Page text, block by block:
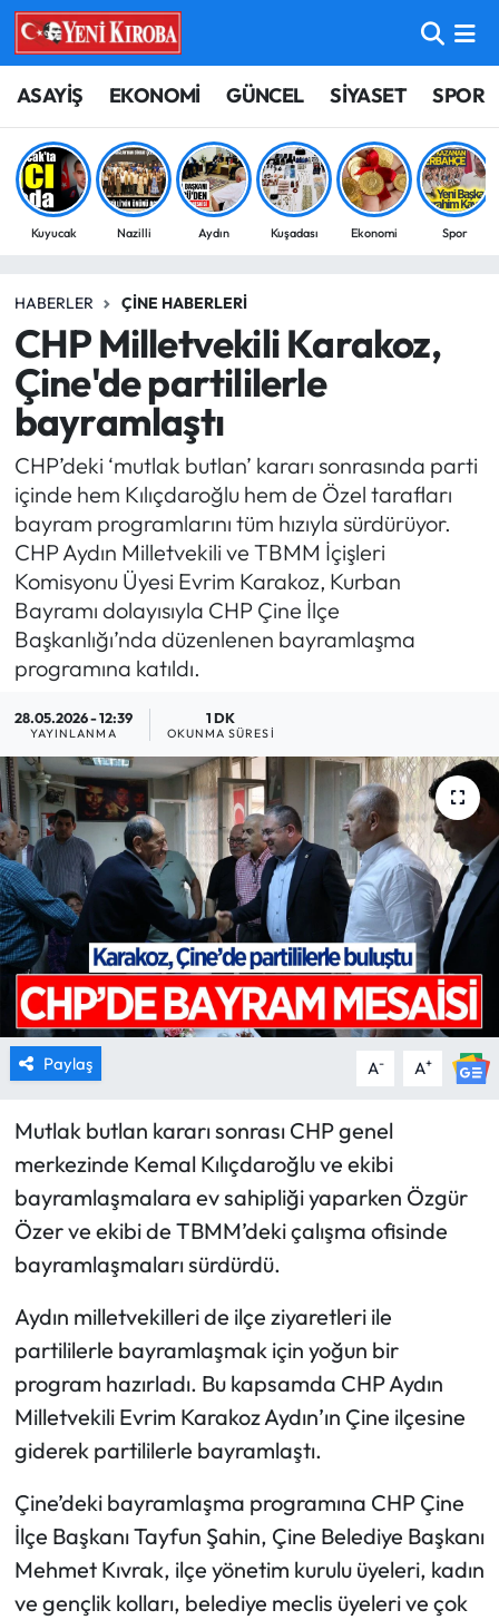
ASAYİŞ EKONOMİ GÜNCEL SİYASET SPOR
Kuyucak Nazilli Aydın Kuşadası Ekonomi Spor
HABERLER ÇINE HABERLERI
CHP Milletvekili Karakoz,
Çine'de partililerle
bayramlaştı
CHP’deki ‘mutlak butlan’ kararı sonrasında parti
içinde hem Kılıçdaroğlu hem de Özel tarafları
bayram programlarını tüm hızıyla sürdürüyor.
CHP Aydın Milletvekili ve TBMM İçişleri
Komisyonu Üyesi Evrim Karakoz, Kurban
Bayramı dolayısıyla CHP Çine İlçe
Başkanlığı’nda düzenlenen bayramlaşma
programına katıldı.
28.05.2026 - 12:39
YAYINLANMA
1 DK
OKUNMA SÜRESI
Paylaş A- A+
Mutlak butlan kararı sonrası CHP genel
merkezinde Kemal Kılıçdaroğlu ve ekibi
bayramlaşmalara ev sahipliği yaparken Özgür
Özer ve ekibi de TBMM’deki çalışma ofisinde
bayramlaşmaları sürdürdü.
Aydın milletvekilleri de ilçe ziyaretleri ile
partililerle bayramlaşmak için yoğun bir
program hazırladı. Bu kapsamda CHP Aydın
Milletvekili Evrim Karakoz Aydın’ın Çine ilçesine
giderek partililerle bayramlaştı.
Çine’deki bayramlaşma programına CHP Çine
İlçe Başkanı Tayfun Şahin, Çine Belediye Başkanı
Mehmet Kıvrak, ilçe yönetim kurulu üyeleri, kadın
ve gençlik kolları, belediye meclis üyeleri ve çok
ASAYİŞ
BİLİM-TEKNOLOJİ
ÇEVRE
EĞİTİM
EKONOMİ
GÜNCEL
GÜNDEM
MAGAZİN
SAĞLIK
SİYASET
SPOR
TARIM
TURİZM
YAŞAM
RESMİ İLANLAR
HABER İLAN
Aydın Nöbetçi Eczaneler
Aydın Hava Durumu
Aydin Namaz Vakitleri
Süper Lig Puan Durumu ve Fikstür
Tüm Manşetler
Son Dakika Haberleri
Haber Arşivi